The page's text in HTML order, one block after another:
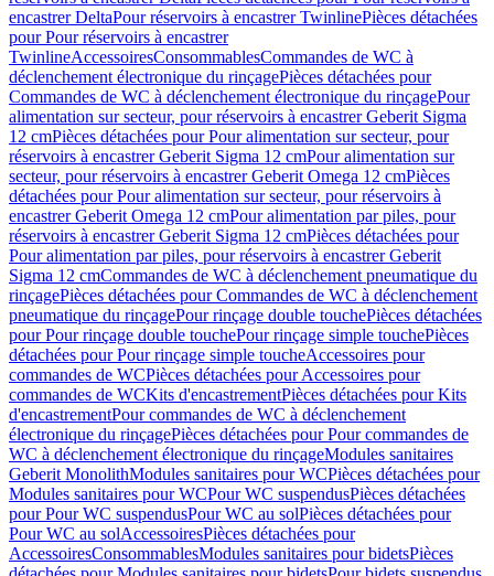
encastrer DeltaPour réservoirs à encastrer TwinlinePièces détachées
pour Pour réservoirs à encastrer
TwinlineAccessoiresConsommablesCommandes de WC à
déclenchement électronique du rinçagePièces détachées pour
Commandes de WC à déclenchement électronique du rinçagePour
alimentation sur secteur, pour réservoirs à encastrer Geberit Sigma
12 cmPièces détachées pour Pour alimentation sur secteur, pour
réservoirs à encastrer Geberit Sigma 12 cmPour alimentation sur
secteur, pour réservoirs à encastrer Geberit Omega 12 cmPièces
détachées pour Pour alimentation sur secteur, pour réservoirs à
encastrer Geberit Omega 12 cmPour alimentation par piles, pour
réservoirs à encastrer Geberit Sigma 12 cmPièces détachées pour
Pour alimentation par piles, pour réservoirs à encastrer Geberit
Sigma 12 cmCommandes de WC à déclenchement pneumatique du
rinçagePièces détachées pour Commandes de WC à déclenchement
pneumatique du rinçagePour rinçage double touchePièces détachées
pour Pour rinçage double touchePour rinçage simple touchePièces
détachées pour Pour rinçage simple toucheAccessoires pour
commandes de WCPièces détachées pour Accessoires pour
commandes de WCKits d'encastrementPièces détachées pour Kits
d'encastrementPour commandes de WC à déclenchement
électronique du rinçagePièces détachées pour Pour commandes de
WC à déclenchement électronique du rinçageModules sanitaires
Geberit MonolithModules sanitaires pour WCPièces détachées pour
Modules sanitaires pour WCPour WC suspendusPièces détachées
pour Pour WC suspendusPour WC au solPièces détachées pour
Pour WC au solAccessoiresPièces détachées pour
AccessoiresConsommablesModules sanitaires pour bidetsPièces